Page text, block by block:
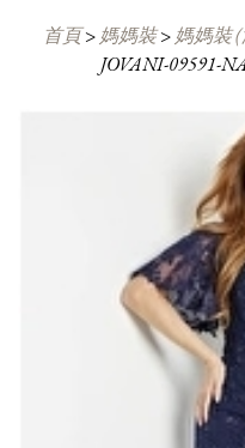
首頁> 媽媽裝> 媽媽裝
JOVANI-09591-